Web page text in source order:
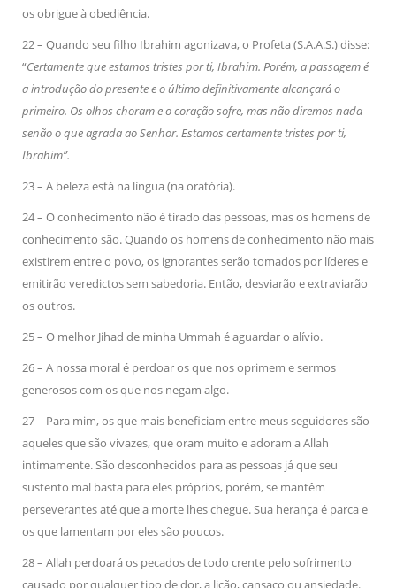
os obrigue à obediência.
22 – Quando seu filho Ibrahim agonizava, o Profeta (S.A.A.S.) disse:
“Certamente que estamos tristes por ti, Ibrahim. Porém, a passagem é
a introdução do presente e o último definitivamente alcançará o
primeiro. Os olhos choram e o coração sofre, mas não diremos nada
senão o que agrada ao Senhor. Estamos certamente tristes por ti,
Ibrahim”.
23 – A beleza está na língua (na oratória).
24 – O conhecimento não é tirado das pessoas, mas os homens de
conhecimento são. Quando os homens de conhecimento não mais
existirem entre o povo, os ignorantes serão tomados por líderes e
emitirão veredictos sem sabedoria. Então, desviarão e extraviarão
os outros.
25 – O melhor Jihad de minha Ummah é aguardar o alívio.
26 – A nossa moral é perdoar os que nos oprimem e sermos
generosos com os que nos negam algo.
27 – Para mim, os que mais beneficiam entre meus seguidores são
aqueles que são vivazes, que oram muito e adoram a Allah
intimamente. São desconhecidos para as pessoas já que seu
sustento mal basta para eles próprios, porém, se mantêm
perseverantes até que a morte lhes chegue. Sua herança é parca e
os que lamentam por eles são poucos.
28 – Allah perdoará os pecados de todo crente pelo sofrimento
causado por qualquer tipo de dor, a lição, cansaço ou ansiedade.